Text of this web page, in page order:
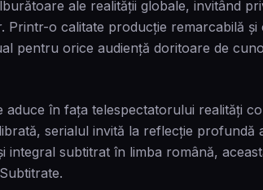
ale realității globale, invitând
o calitate producție remarcabilă
pentru orice audiență doritoare de
în fața telespectatorului realități
serialul invită la reflecție profundă
integral subtitrat în limba română,